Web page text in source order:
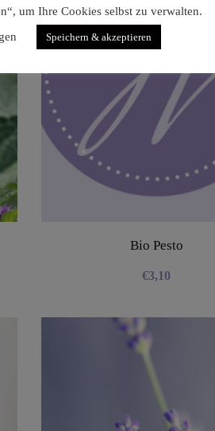
Bio Pesto
€3,10
um Ihre Cookies selbst zu verwalten.
Speichern & akzeptieren